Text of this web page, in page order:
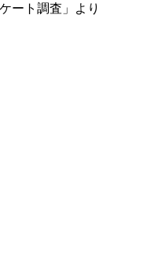
ート調査」より